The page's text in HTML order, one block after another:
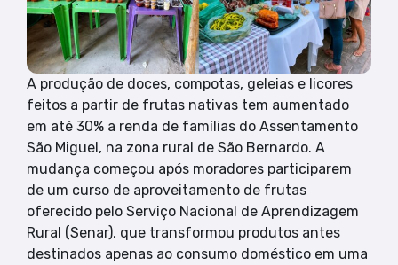
A produção de doces, compotas, geleias e licores
feitos a partir de frutas nativas tem aumentado
em até 30% a renda de famílias do Assentamento
São Miguel, na zona rural de São Bernardo. A
mudança começou após moradores participarem
de um curso de aproveitamento de frutas
oferecido pelo Serviço Nacional de Aprendizagem
Rural (Senar), que transformou produtos antes
destinados apenas ao consumo doméstico em uma